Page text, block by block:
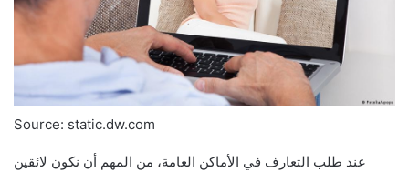
Source: static.dw.com
عند طلب التعارف في الأماكن العامة، من المهم أن نكون لائقين